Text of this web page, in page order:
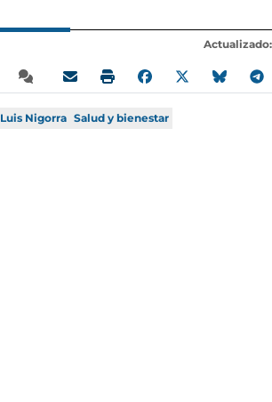
Actualizado:
Luis Nigorra Salud y bienestar